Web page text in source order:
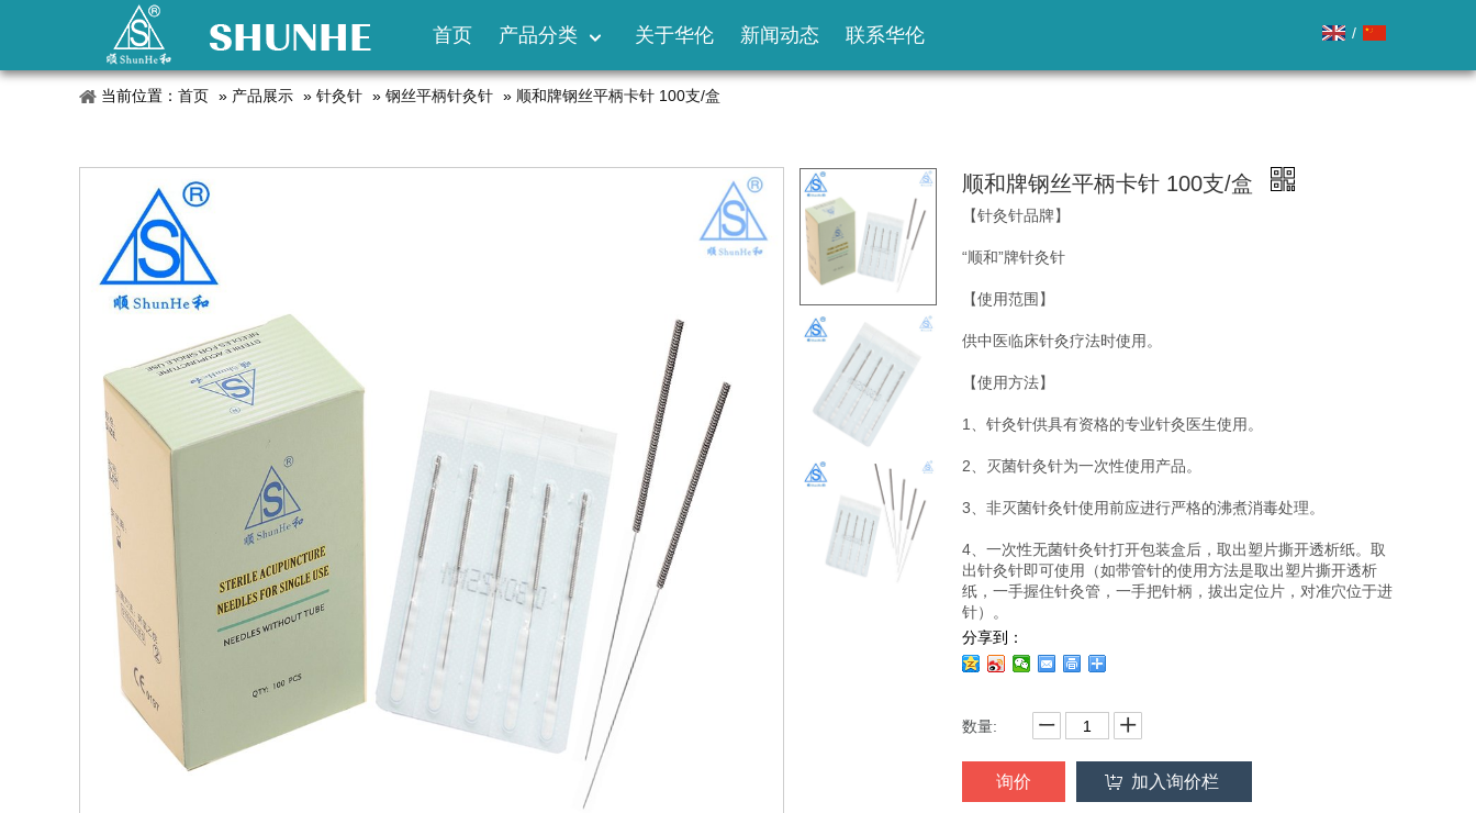
首页 产品分类 关于华伦 新闻动态 联系华伦 /
当前位置： 首页 » 产品展示 » 针灸针 » 钢丝平柄针灸针 » 顺和牌钢丝平柄卡针 100支/盒
顺和牌钢丝平柄卡针 100支/盒
【针灸针品牌】
“顺和”牌针灸针
【使用范围】
供中医临床针灸疗法时使用。
【使用方法】
1、针灸针供具有资格的专业针灸医生使用。
2、灭菌针灸针为一次性使用产品。
3、非灭菌针灸针使用前应进行严格的沸煮消毒处理。
4、一次性无菌针灸针打开包装盒后，取出塑片撕开透析纸。取
出针灸针即可使用（如带管针的使用方法是取出塑片撕开透析
纸，一手握住针灸管，一手把针柄，拔出定位片，对准穴位于进
针）。
分享到：
数量:
询价 加入询价栏